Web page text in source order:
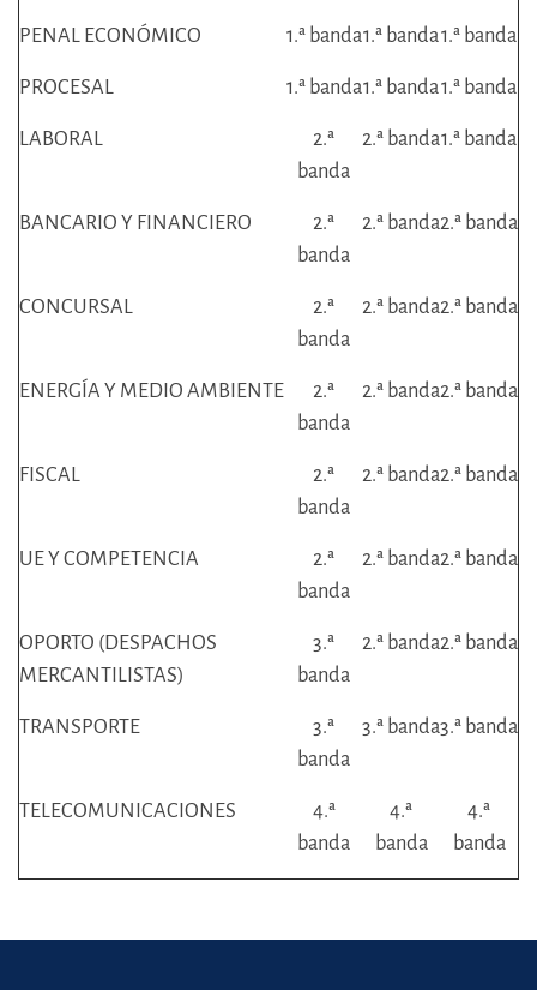
PENAL ECONÓMICO 1.ª banda1.ª banda1.ª banda
PROCESAL 1.ª banda1.ª banda1.ª banda
LABORAL
2.ª
banda
2.ª banda1.ª banda
BANCARIO Y FINANCIERO
2.ª
banda
2.ª banda2.ª banda
CONCURSAL
2.ª
banda
2.ª banda2.ª banda
ENERGÍA Y MEDIO AMBIENTE
2.ª
banda
2.ª banda2.ª banda
FISCAL
2.ª
banda
2.ª banda2.ª banda
UE Y COMPETENCIA
2.ª
banda
2.ª banda2.ª banda
OPORTO (DESPACHOS
MERCANTILISTAS)
3.ª
banda
2.ª banda2.ª banda
TRANSPORTE
3.ª
banda
3.ª banda3.ª banda
TELECOMUNICACIONES
4.ª
banda
4.ª
banda
4.ª
banda